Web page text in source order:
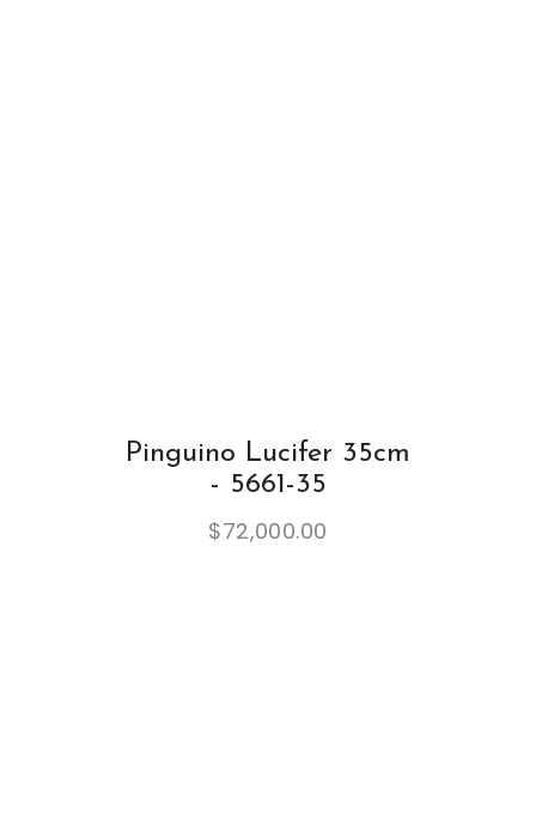
Pinguino Lucifer 35cm
- 5661-35
$72,000.00